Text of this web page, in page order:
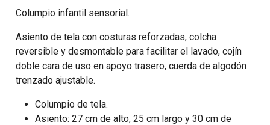
Columpio infantil sensorial.
Asiento de tela con costuras reforzadas, colcha
reversible y desmontable para facilitar el lavado, cojín
doble cara de uso en apoyo trasero, cuerda de algodón
trenzado ajustable.
Columpio de tela.
Asiento: 27 cm de alto, 25 cm largo y 30 cm de